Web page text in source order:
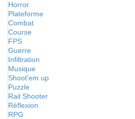
Horror
Plateforme
Combat
Course
FPS
Guerre
Infiltration
Musique
Shoot'em up
Puzzle
Rail Shooter
Réflexion
RPG